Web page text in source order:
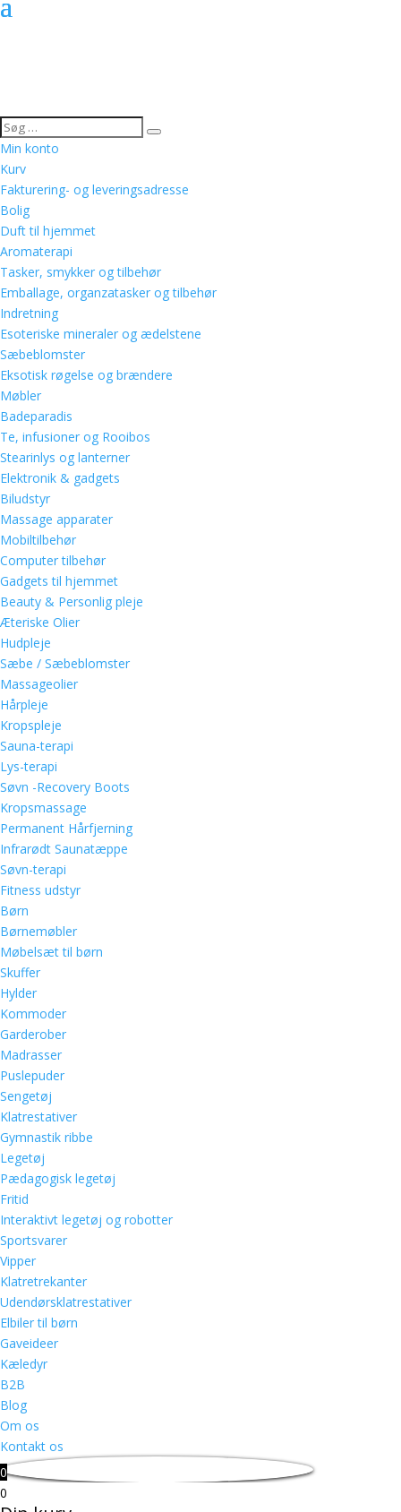
Min konto
Kurv
Fakturering- og leveringsadresse
Bolig
Duft til hjemmet
Aromaterapi
Tasker, smykker og tilbehør
Emballage, organzatasker og tilbehør
Indretning
Esoteriske mineraler og ædelstene
Sæbeblomster
Eksotisk røgelse og brændere
Møbler
Badeparadis
Te, infusioner og Rooibos
Stearinlys og lanterner
Elektronik & gadgets
Biludstyr
Massage apparater
Mobiltilbehør
Computer tilbehør
Gadgets til hjemmet
Beauty & Personlig pleje
Æteriske Olier
Hudpleje
Sæbe / Sæbeblomster
Massageolier
Hårpleje
Kropspleje
Sauna-terapi
Lys-terapi
Søvn -Recovery Boots
Kropsmassage
Permanent Hårfjerning
Infrarødt Saunatæppe
Søvn-terapi
Fitness udstyr
Børn
Børnemøbler
Møbelsæt til børn
Skuffer
Hylder
Kommoder
Garderober
Madrasser
Puslepuder
Sengetøj
Klatrestativer
Gymnastik ribbe
Legetøj
Pædagogisk legetøj
Fritid
Interaktivt legetøj og robotter
Sportsvarer
Vipper
Klatretrekanter
Udendørsklatrestativer
Elbiler til børn
Gaveideer
Kæledyr
B2B
Blog
Om os
Kontakt os
0
0